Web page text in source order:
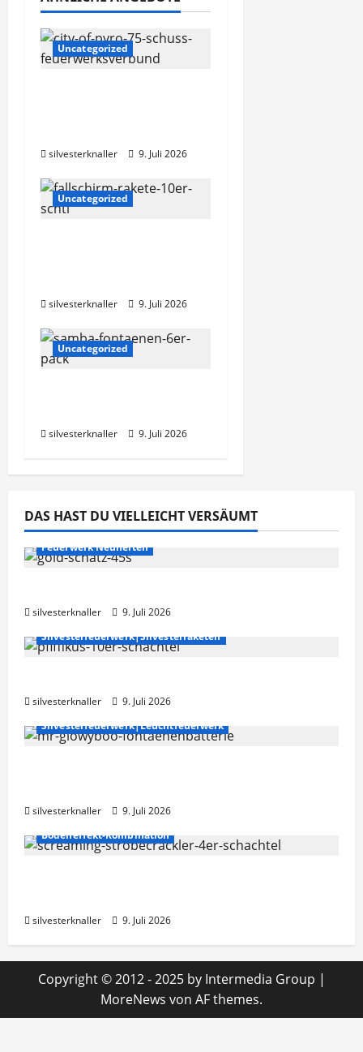
s
n
i
g
i
o
n
Uncategorized
silvesterknaller 9. Juli 2026
Uncategorized
silvesterknaller 9. Juli 2026
Uncategorized
silvesterknaller 9. Juli 2026
DAS HAST DU VIELLEICHT VERSÄUMT
Feuerwerk Neuheiten
silvesterknaller
9. Juli 2026
Silvesterfeuerwerk|Silvesterraketen
silvesterknaller
9. Juli 2026
Silvesterfeuerwerk|Leuchtfeuerwerk
silvesterknaller
9. Juli 2026
Bodeneffekt-Kombination
silvesterknaller 9. Juli 2026
Copyright © 2012 - 2025 by Intermedia Group |
MoreNews von AF themes.